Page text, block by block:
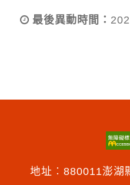
最後異動時間：
地址︰880011澎湖